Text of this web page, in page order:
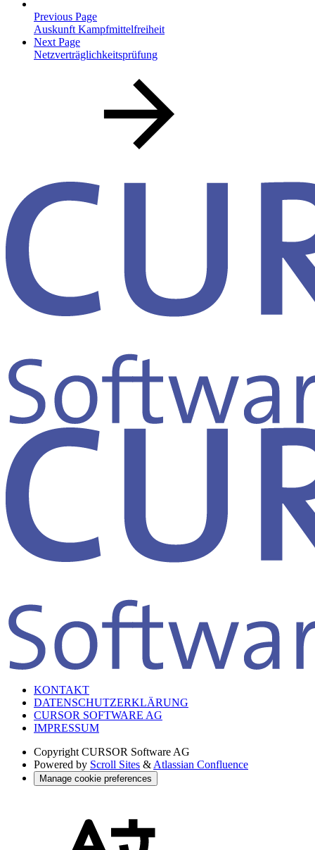
Previous Page
Auskunft Kampfmittelfreiheit
Next Page
Netzverträglichkeitsprüfung
KONTAKT
DATENSCHUTZERKLÄRUNG
CURSOR SOFTWARE AG
IMPRESSUM
Copyright CURSOR Software AG
Powered by Scroll Sites & Atlassian Confluence
Manage cookie preferences